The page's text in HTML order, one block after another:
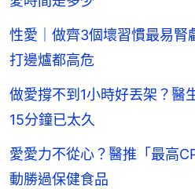
性愛｜做齊3個壞習慣最易
打邊爐都高危
做愛撐不到1小時好丟架？醫
15分鐘已太久
愛愛力不從心？醫推「最高
動勝過保健食品